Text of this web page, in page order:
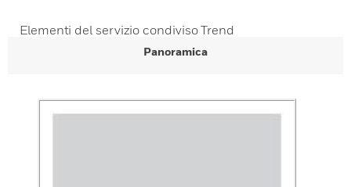
Elementi del servizio condiviso Trend
Panoramica